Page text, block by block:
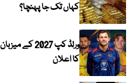
کہاں تک جا پہنچا؟
ورلڈ کپ
کا اعلان